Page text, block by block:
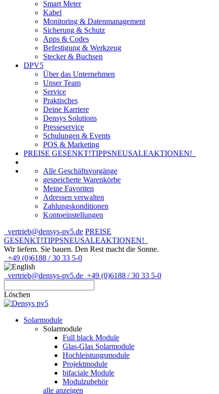
Smart Meter
Kabel
Monitoring & Datenmanagement
Sicherung & Schutz
Apps & Codes
Befestigung & Werkzeug
Stecker & Buchsen
DPV5
Über das Unternehmen
Unser Team
Service
Praktisches
Deine Karriere
Densys Solutions
Presseservice
Schulungen & Events
POS & Marketing
PREISE GESENKT!TIPPSNEUSALEAKTIONEN!
Alle Geschäftsvorgänge
gespeicherte Warenkörbe
Meine Favoriten
Adressen verwalten
Zahlungskonditionen
Kontoeinstellungen
vertrieb@densys-pv5.de PREISE
GESENKT!TIPPSNEUSALEAKTIONEN!
Wir liefern. Sie bauen. Den Rest macht die Sonne.
+49 (0)6188 / 30 33 5-0
vertrieb@densys-pv5.de +49 (0)6188 / 30 33 5-0
Löschen
Solarmodule
Solarmodule
Full black Module
Glas-Glas Solarmodule
Hochleistungsmodule
Projektmodule
bifaciale Module
Modulzubehör
alle anzeigen